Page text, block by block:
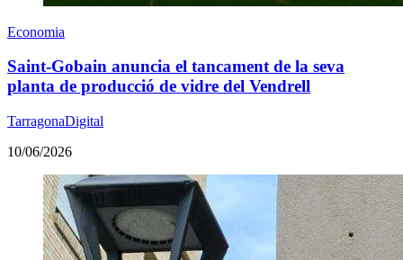
Economia
Saint-Gobain anuncia el tancament de la seva
planta de producció de vidre del Vendrell
TarragonaDigital
10/06/2026